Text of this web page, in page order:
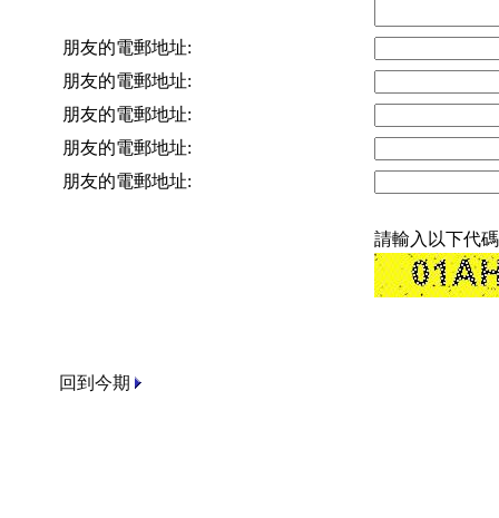
朋友的電郵地址:
朋友的電郵地址:
朋友的電郵地址:
朋友的電郵地址:
朋友的電郵地址:
請輸入以下代碼
回到今期